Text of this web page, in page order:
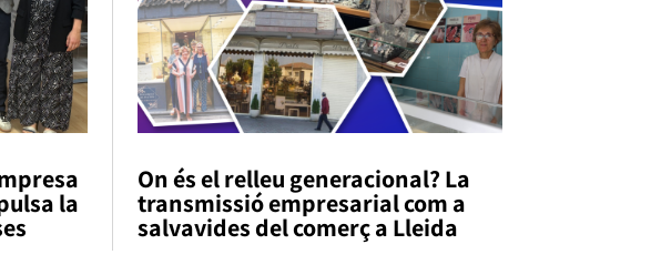
la
On és el relleu generacional? La
transmissió empresarial com a
salvavides del comerç a Lleida